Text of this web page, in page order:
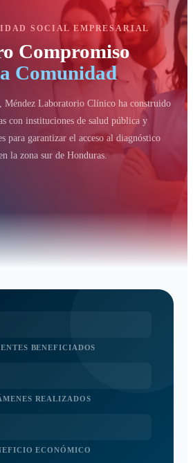
SOCIAL EMPRESARIAL
Compromiso
Comunidad
Méndez Laboratorio Clínico ha construido
con instituciones de salud pública y
para garantizar el acceso al diagnóstico
la zona sur de Honduras.
BENEFICIADOS
REALIZADOS
ECONÓMICO